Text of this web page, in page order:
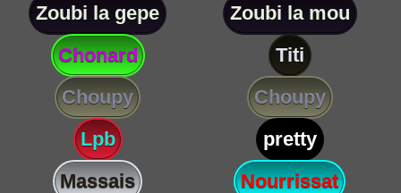
Zoubi la gepe
Zoubi la mou
Chonard
Titi
Choupy
Choupy
Lpb
pretty
Massais
Nourrissat